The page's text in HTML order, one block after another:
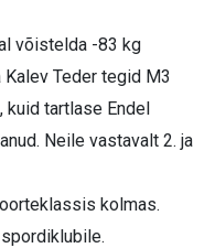
võistelda -83 kg
Teder tegid M3
tartlase Endel
Neile vastavalt 2. ja
kolmas.